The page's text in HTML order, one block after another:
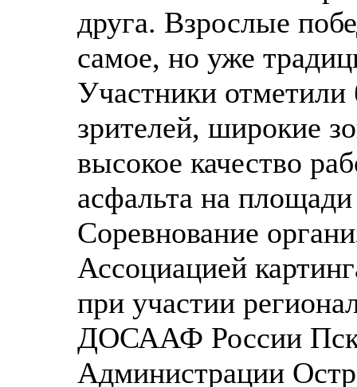
друга. Взрослые
самое, но уже
Участники отметили
зрителей, широкие
высокое качество
асфальта на
Соревнование
Ассоциацией
при участии
ДОСААФ России
Администрации